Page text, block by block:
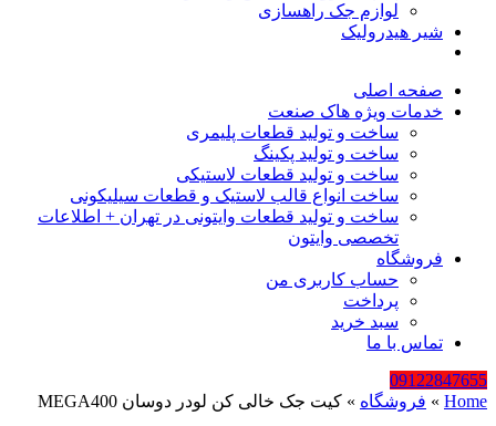
لوازم جک راهسازی
شیر هیدرولیک
صفحه اصلی
خدمات ویژه هاک صنعت
ساخت و تولید قطعات پلیمری
ساخت و تولید پکینگ
ساخت و تولید قطعات لاستیکی
ساخت انواع قالب لاستیک و قطعات سیلیکونی
ساخت و تولید قطعات وایتونی در تهران + اطلاعات
تخصصی وایتون
فروشگاه
حساب کاربری من
پرداخت
سبد خرید
تماس با ما
09122847655
Home
» فروشگاه » کیت جک خالی کن لودر دوسان MEGA400